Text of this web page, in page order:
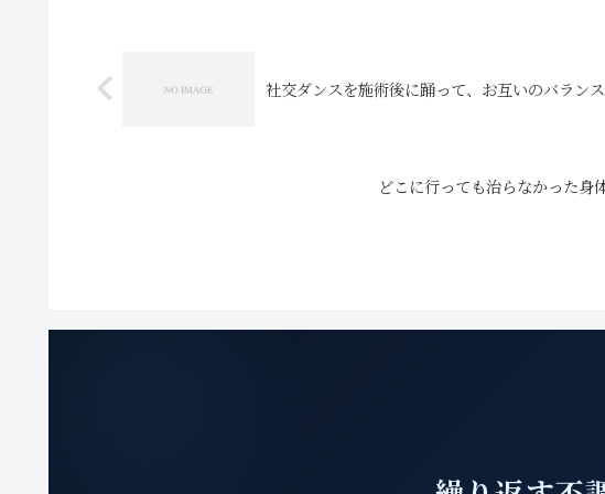
社交ダンスを施術後に踊って、お互いのバラン
どこに行っても治らなかった身